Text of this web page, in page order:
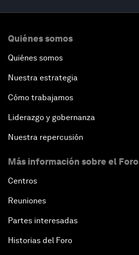
Quiénes somos
Quiénes somos
Nuestra estrategia
Cómo trabajamos
Liderazgo y gobernanza
Nuestra repercusión
Más información sobre el Foro
Centros
Reuniones
Partes interesadas
Historias del Foro